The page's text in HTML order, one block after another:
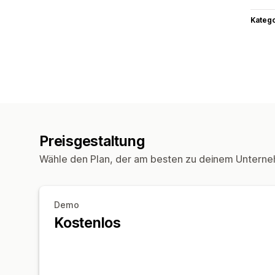
Preisgestaltung
Wähle den Plan, der am besten zu deinem
Demo
Kostenlos